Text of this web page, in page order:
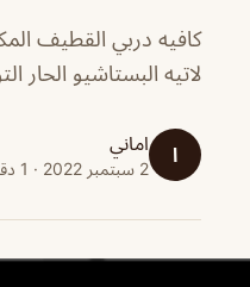
كافيه دربي القطيف
لاتيه البستاشيو الحار
ا اماني
2 سبتمبر 2022 · 1 دقائق قراءة